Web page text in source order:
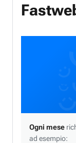
Ogni mese
ad esempio: